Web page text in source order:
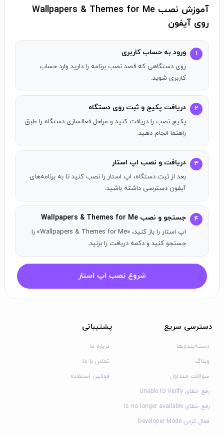
نمایش دهید و نگاهی جامع داشته باشید
تصاویر افقی و عمودی برای iPad در دسترس هستند
در دسترس بر روی Apple Watch!
کنید یا تصاویری که مخصوص پنل ساعت شما طراحی شده‌اند را
انتخاب کنید!
همیشه چیزهای جدیدی وجود دارد:
به‌روزرسانی‌های روزانه محتوا به شما کمک می‌کند تا پس‌زمینه‌ها و
به‌روزرسانی‌های ویژه برای محتوا در تعطیلات و فصل‌ها
به اشتراک‌گذاری با دوستانتان:
با به اشتراک گذاری تصاویر موردعلاقه‌تان در شبکه‌های اجتماعی
یا ایمیل، لبخند را برای دوستانتان به ارمغان بیاورید!
ظاهر فوق‌العاده‌ای برای صفحه اصلی و قفل خود
ایجاد کنید!
برای دسترسی کامل به تمامی ویژگی‌های Wallpapers & Themes
for Me، شما باید به موارد زیر دسترسی بدهید:
موقعیت:تا محتوای ویژه تعطیلات مرتبط با موقعیت خود را دریافت
دریافت Wallpapers & Themes for Me
Premium
به نسخه Premium ارتقا پیدا کنید و با باز کردن تمامی والپیپرها
آموزش نصب Wallpapers & Themes for Me
روی آیفون
۱ ورود به حساب کاربری
روی دستگاهی که قصد نصب برنامه را دارید وارد حساب
کاربری شوید.
۲ دریافت پکیج و ثبت روی دستگاه
پکیج نصب را دریافت کنید و مراحل فعالسازی دستگاه را طبق
راهنما انجام دهید.
۳ دریافت و نصب اپ استار
بعد از ثبت دستگاه، اپ استار را نصب کنید تا به برنامه‌های
آیفون دسترسی داشته باشید.
۴ جستجو و نصب Wallpapers & Themes for Me
اپ استار را باز کنید، «Wallpapers & Themes for Me» را
جستجو کنید و دکمه دریافت را بزنید.
شروع نصب اپ استار
دسترسی سریع
دسته‌بندی‌ها
وبلاگ
سوالات متداول
رفع خطای Unable to Verify
رفع خطای is no longer available
فعال کردن Developer Mode
پشتیبانی
درباره ما
تماس با ما
قوانین استفاده